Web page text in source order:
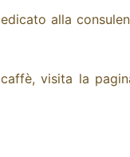
alla
visita la